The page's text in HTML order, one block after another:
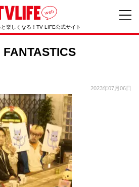
楽しくなる！TV LIFE公式サイト
FANTASTICS
2023年07月06日